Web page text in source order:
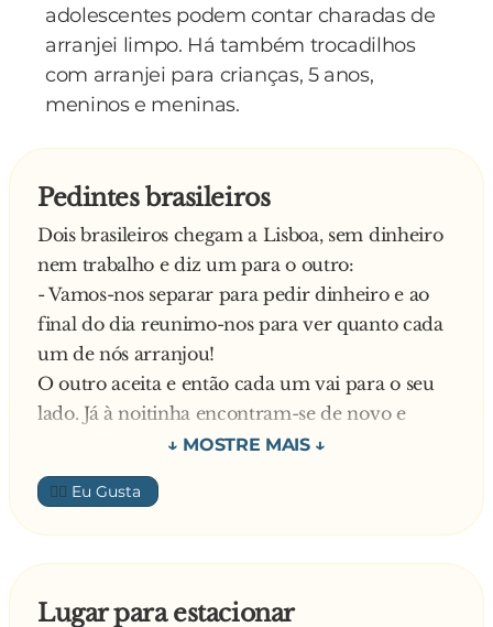
exclama:
- Botas?! Eu disse notas! Esse seu géniozinho é
um bocado surdo, não acha?
O homem responde:
adolescentes podem contar charadas de
arranjei limpo. Há também trocadilhos
com arranjei para crianças, 5 anos,
meninos e meninas.
Pedintes brasileiros
Dois brasileiros chegam a Lisboa, sem dinheiro
nem trabalho e diz um para o outro:
- Vamos-nos separar para pedir dinheiro e ao
final do dia reunimo-nos para ver quanto cada
um de nós arranjou!
O outro aceita e então cada um vai para o seu
lado. Já à noitinha encontram-se de novo e
pergunta um para o outro:
- Quanto é que conseguiste?
- 10 euros. – respondeu o amigo.
Pergunta o primeiro:
- E como fizeste?
TENHO DINHEIRO, NÃO TENHO
👍🏼
Lugar para estacionar